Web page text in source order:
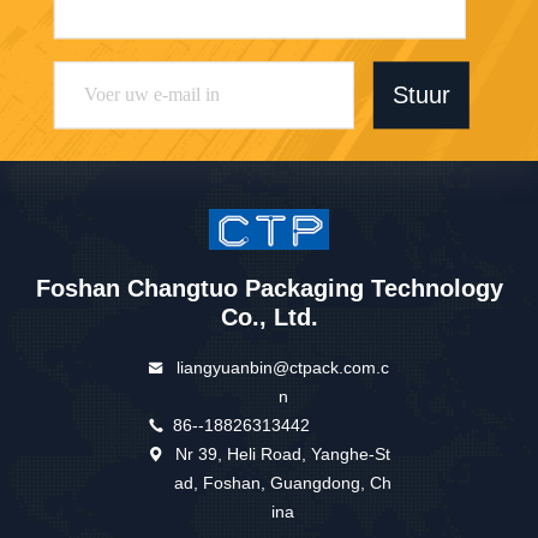
Stuur
Foshan Changtuo Packaging Technology
Co., Ltd.
liangyuanbin@ctpack.com.c
n
86--18826313442
Nr 39, Heli Road, Yanghe-St
ad, Foshan, Guangdong, Ch
ina